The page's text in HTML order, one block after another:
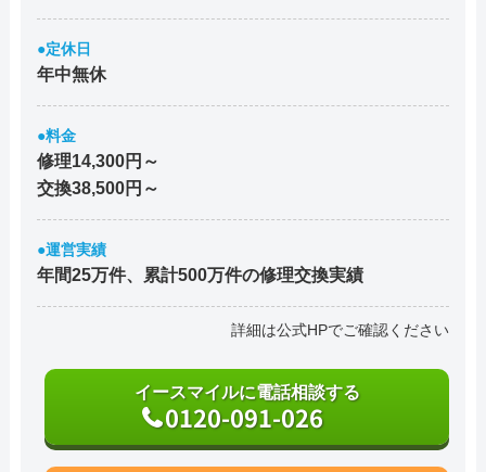
●定休日
年中無休
●料金
修理14,300円～
交換38,500円～
●運営実績
年間25万件、累計500万件の修理交換実績
詳細は公式HPでご確認ください
イースマイルに電話相談する
0120-091-026